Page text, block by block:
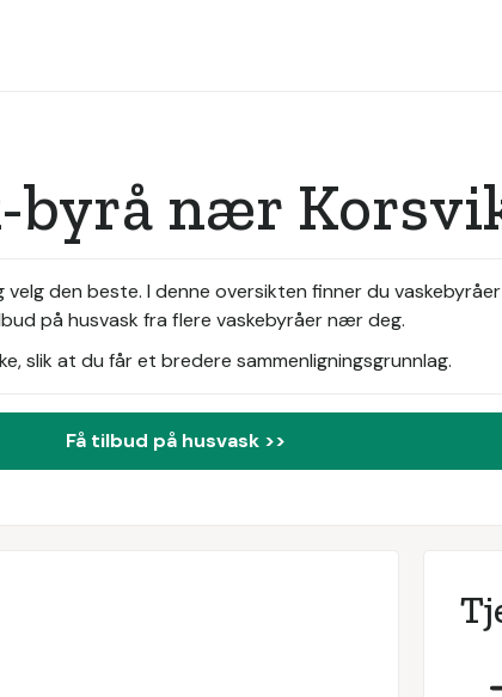
byrå nær
den beste. I denne oversikten finner du
på husvask fra flere vaskebyråer nær deg.
slik at du får et bredere sammenligningsgrunnlag.
Få tilbud på husvask >>